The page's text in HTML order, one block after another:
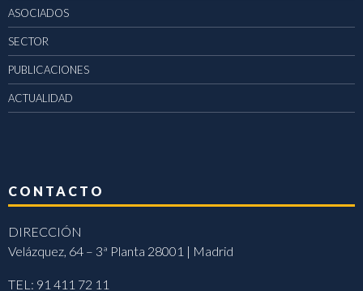
ASOCIADOS
SECTOR
PUBLICACIONES
ACTUALIDAD
CONTACTO
DIRECCIÓN
Velázquez, 64 – 3ª Planta 28001 | Madrid
TEL: 91 411 72 11